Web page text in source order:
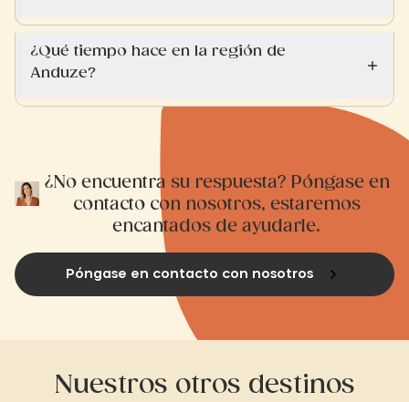
¿Qué tiempo hace en la región de
Anduze?
¿No encuentra su respuesta? Póngase en
contacto con nosotros, estaremos
encantados de ayudarle.
Póngase en contacto con nosotros
Nuestros otros destinos